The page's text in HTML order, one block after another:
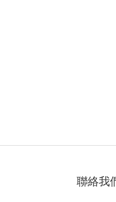
聯絡我